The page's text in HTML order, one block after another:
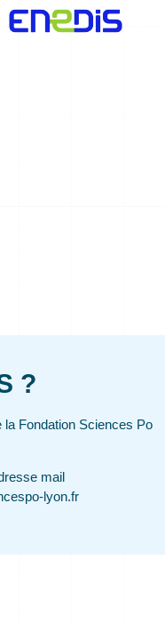
?
Fondation Sciences Po
mail
lyon.fr